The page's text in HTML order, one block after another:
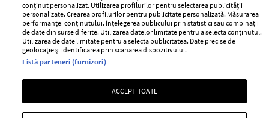
Baby
Retete
Avantaje
Retete practice
Pariază responsabil! Decizia ONJN nr. 821/25.09.2025.
Jocurile de noroc sunt interzise minorilor.
Copyright © 2026 Ringier Romania SRL
conținut personalizat. Utilizarea profilurilor pentru selectarea publicității
personalizate. Crearea profilurilor pentru publicitate personalizată. Măsurarea
performanței conținutului. Înțelegerea publicului prin statistici sau combinații
de date din surse diferite. Utilizarea datelor limitate pentru a selecta conținutul.
Utilizarea de date limitate pentru a selecta publicitatea. Date precise de
geolocație și identificarea prin scanarea dispozitivului.
Listă parteneri (furnizori)
ACCEPT TOATE